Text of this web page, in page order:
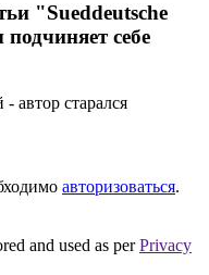
"Sueddeutsche
себе
автор старался
авторизоваться.
and used as perPrivacy